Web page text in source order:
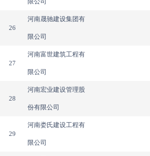
26
河南晟驰建设集团有
限公司
27
河南富世建筑工程有
限公司
28
河南宏业建设管理股
份有限公司
29
河南娄氏建设工程有
限公司